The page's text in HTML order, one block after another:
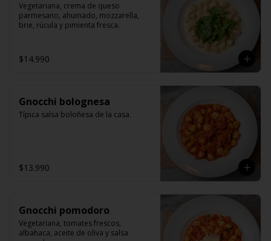
Vegetariana, crema de queso
parmesano, ahumado, mozzarella,
brie, rúcula y pimienta fresca.
$14.990
Gnocchi bolognesa
Típica salsa boloñesa de la casa.
$13.990
Gnocchi pomodoro
Vegetariana, tomates frescos,
albahaca, aceite de oliva y salsa